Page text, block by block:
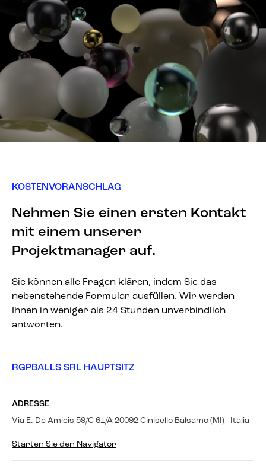
KOSTENVORANSCHLAG
Nehmen Sie einen ersten Kontakt
mit einem unserer
Projektmanager auf.
Sie können alle Fragen klären, indem Sie das
nebenstehende Formular ausfüllen. Wir werden
Ihnen in weniger als 24 Stunden unverbindlich
antworten.
RGPBALLS SRL HAUPTSITZ
ADRESSE
Via E. De Amicis 59/C 61/A 20092 Cinisello Balsamo (MI) - Italia
Starten Sie den Navigator